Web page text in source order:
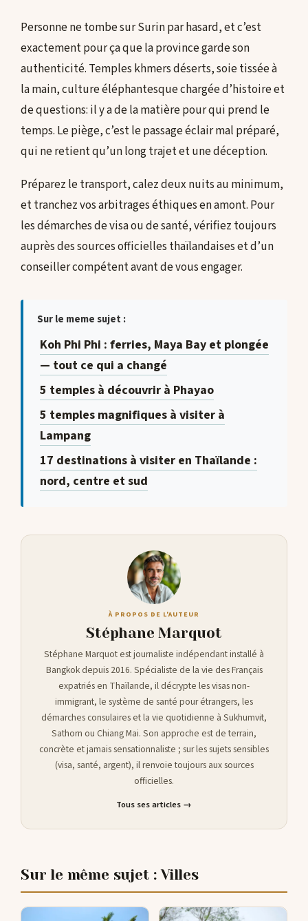
Personne ne tombe sur Surin par hasard, et c’est
exactement pour ça que la province garde son
authenticité. Temples khmers déserts, soie tissée à
la main, culture éléphantesque chargée d’histoire et
de questions: il y a de la matière pour qui prend le
temps. Le piège, c’est le passage éclair mal préparé,
qui ne retient qu’un long trajet et une déception.
Préparez le transport, calez deux nuits au minimum,
et tranchez vos arbitrages éthiques en amont. Pour
les démarches de visa ou de santé, vérifiez toujours
auprès des sources officielles thaïlandaises et d’un
conseiller compétent avant de vous engager.
Sur le meme sujet :
Koh Phi Phi : ferries, Maya Bay et plongée
— tout ce qui a changé
5 temples à découvrir à Phayao
5 temples magnifiques à visiter à
Lampang
17 destinations à visiter en Thaïlande :
nord, centre et sud
À PROPOS DE L'AUTEUR
Stéphane Marquot
Stéphane Marquot est journaliste indépendant installé à
Bangkok depuis 2016. Spécialiste de la vie des Français
expatriés en Thaïlande, il décrypte les visas non-
immigrant, le système de santé pour étrangers, les
démarches consulaires et la vie quotidienne à Sukhumvit,
Sathorn ou Chiang Mai. Son approche est de terrain,
concrète et jamais sensationnaliste ; sur les sujets sensibles
(visa, santé, argent), il renvoie toujours aux sources
officielles.
Tous ses articles →
Sur le même sujet : Villes